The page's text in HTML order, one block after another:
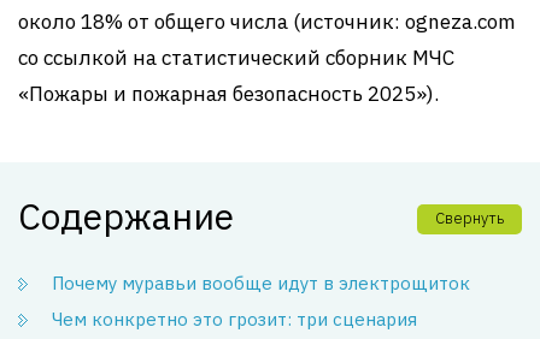
около 18% от общего числа (источник: ogneza.com
со ссылкой на статистический сборник МЧС
«Пожары и пожарная безопасность 2025»).
Содержание Свернуть
Почему муравьи вообще идут в электрощиток
Чем конкретно это грозит: три сценария